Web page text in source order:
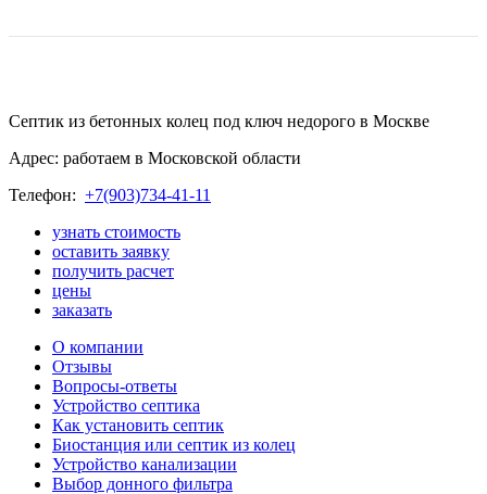
Септик из бетонных колец под ключ недорого в Москве
Адрес: работаем в Московской области
Телефон: +7(903)734-41-11
узнать стоимость
оставить заявку
получить расчет
цены
заказать
О компании
Отзывы
Вопросы-ответы
Устройство септика
Как установить септик
Биостанция или септик из колец
Устройство канализации
Выбор донного фильтра